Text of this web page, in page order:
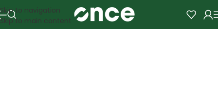
Skip to navigation
Skip to main content